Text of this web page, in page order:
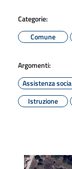
Categorie:
Comune
Argomenti:
Assistenza
Istruzione